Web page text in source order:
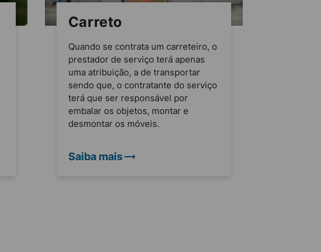
Carreto
Quando se contrata um carreteiro, o
prestador de serviço terá apenas
uma atribuição, a de transportar
sendo que, o contratante do serviço
terá que ser responsável por
embalar os objetos, montar e
desmontar os móveis.
Saiba mais